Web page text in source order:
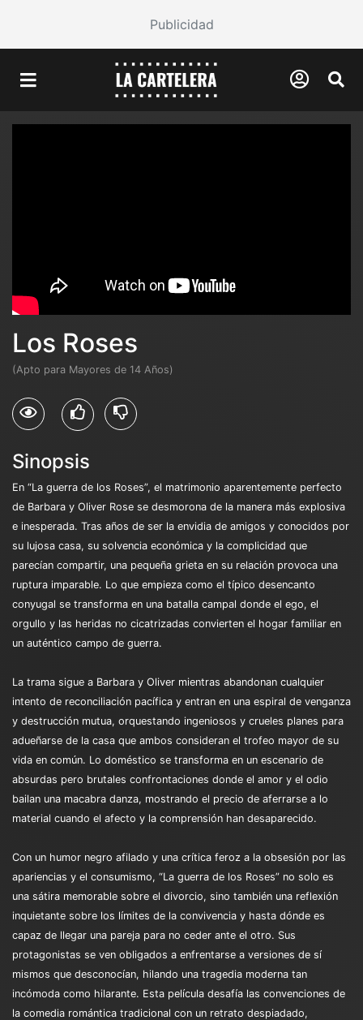
Publicidad
Los Roses
(Apto para Mayores de 14 Años)
Sinopsis
En “La guerra de los Roses”, el matrimonio aparentemente perfecto
de Barbara y Oliver Rose se desmorona de la manera más explosiva
e inesperada. Tras años de ser la envidia de amigos y conocidos por
su lujosa casa, su solvencia económica y la complicidad que
parecían compartir, una pequeña grieta en su relación provoca una
ruptura imparable. Lo que empieza como el típico desencanto
conyugal se transforma en una batalla campal donde el ego, el
orgullo y las heridas no cicatrizadas convierten el hogar familiar en
un auténtico campo de guerra.
La trama sigue a Barbara y Oliver mientras abandonan cualquier
intento de reconciliación pacífica y entran en una espiral de venganza
y destrucción mutua, orquestando ingeniosos y crueles planes para
adueñarse de la casa que ambos consideran el trofeo mayor de su
vida en común. Lo doméstico se transforma en un escenario de
absurdas pero brutales confrontaciones donde el amor y el odio
bailan una macabra danza, mostrando el precio de aferrarse a lo
material cuando el afecto y la comprensión han desaparecido.
Con un humor negro afilado y una crítica feroz a la obsesión por las
apariencias y el consumismo, “La guerra de los Roses” no solo es
una sátira memorable sobre el divorcio, sino también una reflexión
inquietante sobre los límites de la convivencia y hasta dónde es
capaz de llegar una pareja para no ceder ante el otro. Sus
protagonistas se ven obligados a enfrentarse a versiones de sí
mismos que desconocían, hilando una tragedia moderna tan
incómoda como hilarante. Esta película desafía las convenciones de
la comedia romántica tradicional con un retrato despiadado,